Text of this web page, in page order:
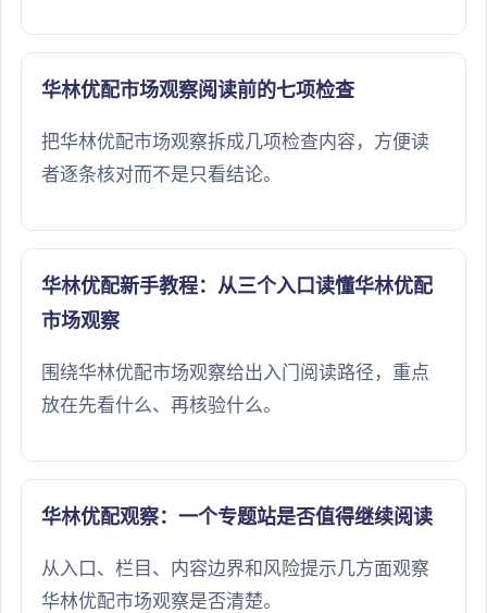
华林优配市场观察阅读前的七项检查
把华林优配市场观察拆成几项检查内容，方便读
者逐条核对而不是只看结论。
华林优配新手教程：从三个入口读懂华林优配
市场观察
围绕华林优配市场观察给出入门阅读路径，重点
放在先看什么、再核验什么。
华林优配观察：一个专题站是否值得继续阅读
从入口、栏目、内容边界和风险提示几方面观察
华林优配市场观察是否清楚。